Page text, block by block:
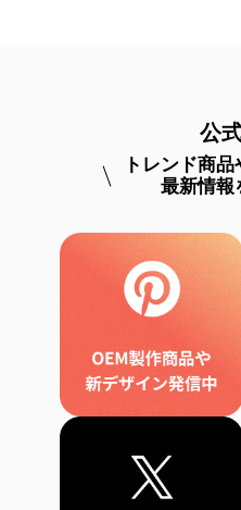
公
トレンド商
最新情報